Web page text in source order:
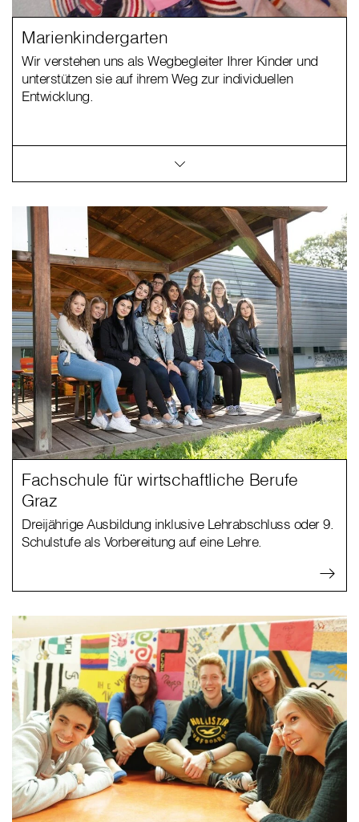
Marienkindergarten
Wir verstehen uns als Wegbegleiter Ihrer Kinder und
unterstützen sie auf ihrem Weg zur individuellen
Entwicklung.
Fachschule für wirtschaftliche Berufe
Graz
Dreijährige Ausbildung inklusive Lehrabschluss oder 9.
Schulstufe als Vorbereitung auf eine Lehre.